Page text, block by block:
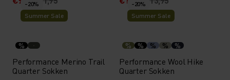
-20%
Summer Sale
%
Performance Merino Trail
Quarter Sokken
-20%
Summer Sale
% % % % %
Performance Wool Hike
Quarter Sokken